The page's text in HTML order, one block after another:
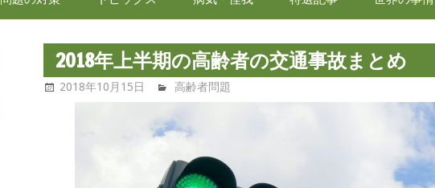
者
報.com
2018年上半期の高齢者の交通事故まとめ
2018年10月15日 高齢者問題.com
高齢者問題